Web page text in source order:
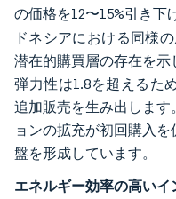
の価格を12〜15%引き下
ドネシアにおける同様
潜在的購買層の存在を
弾力性は1.8を超えるた
追加販売を生み出しま
ョンの拡充が初回購入
盤を形成しています。
エネルギー効率の高い